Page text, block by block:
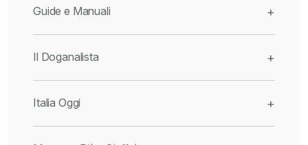
Guide e Manuali +
Il Doganalista +
Italia Oggi +